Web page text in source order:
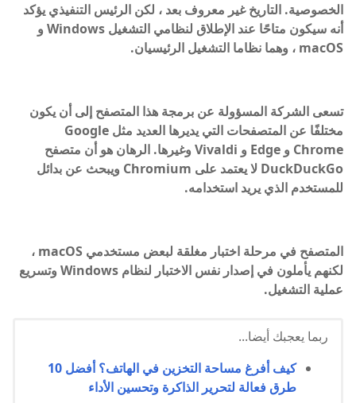
الخصوصية. التاريخ غير معروف بعد ، لكن الرئيس التنفيذي يؤكد
أنه سيكون متاحًا عند الإطلاق لنظامي التشغيل Windows و
macOS ، وهما نظاما التشغيل الرئيسيان.
تسعى الشركة المسؤولة عن برمجة هذا المتصفح إلى أن يكون
مختلفًا عن المتصفحات التي يديرها العديد مثل Google
Chrome و Edge و Vivaldi وغيرها. الرهان هو أن متصفح
DuckDuckGo لا يعتمد على Chromium ويبحث عن بدائل
للمستخدم الذي يريد استخدامه.
المتصفح في مرحلة اختبار مغلقة لبعض مستخدمي macOS ،
لكنهم يأملون في إصدار نفس الاختبار لنظام Windows وتسريع
عملية التشغيل.
ربما يعجبك أيضا...
كيف أفرغ مساحة التخزين في الهاتف؟ أفضل 10
طرق فعالة لتحرير الذاكرة وتحسين الأداء